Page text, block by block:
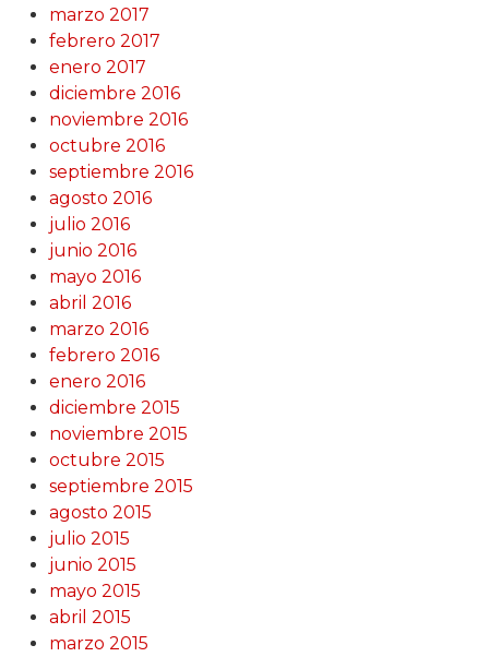
marzo 2017
febrero 2017
enero 2017
diciembre 2016
noviembre 2016
octubre 2016
septiembre 2016
agosto 2016
julio 2016
junio 2016
mayo 2016
abril 2016
marzo 2016
febrero 2016
enero 2016
diciembre 2015
noviembre 2015
octubre 2015
septiembre 2015
agosto 2015
julio 2015
junio 2015
mayo 2015
abril 2015
marzo 2015